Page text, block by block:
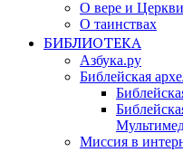
О вере и Церкви
О таинствах
БИБЛИОТЕКА
Азбука.ру
Библейская
Миссия в